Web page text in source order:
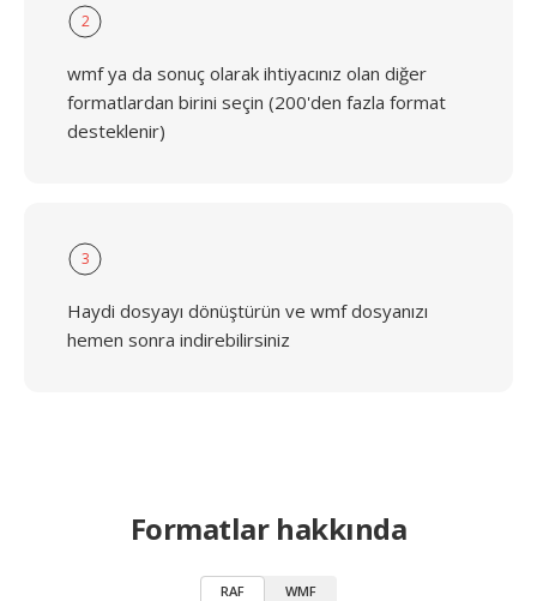
2
wmf ya da sonuç olarak ihtiyacınız olan diğer
formatlardan birini seçin (200'den fazla format
desteklenir)
3
Haydi dosyayı dönüştürün ve wmf dosyanızı
hemen sonra indirebilirsiniz
Formatlar hakkında
RAF WMF